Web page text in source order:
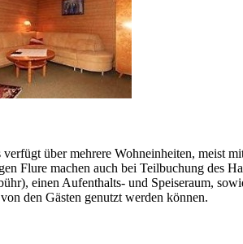
über mehrere Wohneinheiten, meist
Flure machen auch bei Teilbuchung des
einen Aufenthalts- und Speiseraum,
den Gästen genutzt werden können.